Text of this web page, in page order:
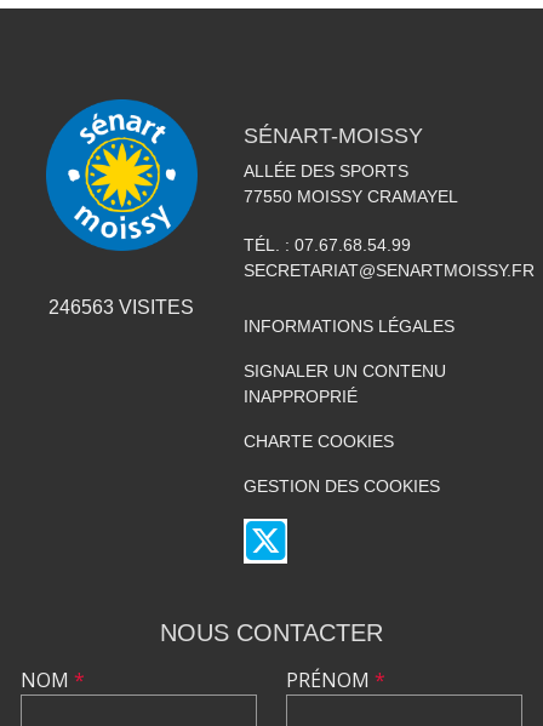
246563 VISITES
SÉNART-MOISSY
ALLÉE DES SPORTS
77550 MOISSY CRAMAYEL
TÉL. : 07.67.68.54.99
SECRETARIAT@SENARTMOISSY.FR
INFORMATIONS LÉGALES
SIGNALER UN CONTENU
INAPPROPRIÉ
CHARTE COOKIES
GESTION DES COOKIES
NOUS CONTACTER
NOM * PRÉNOM *